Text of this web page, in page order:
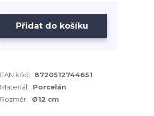
Přidat do košíku
EAN kód:
8720512744651
Materiál:
Porcelán
Rozměr:
Ø12 cm